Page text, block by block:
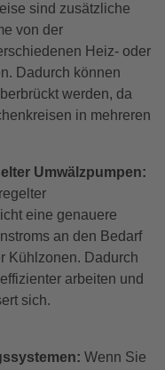
sind zusätzliche
von der
Heiz- oder
Dadurch können
werden, da
in mehreren
Umwälzpumpen:
eine genauere
an den Bedarf
Kühlzonen. Dadurch
arbeiten und
sich.
Wenn Sie